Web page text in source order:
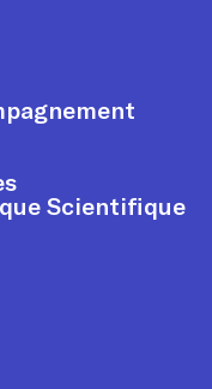
Scientifique